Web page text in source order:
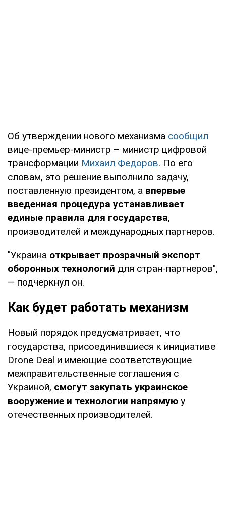
Об утверждении нового механизма сообщил
вице-премьер-министр – министр цифровой
трансформации Михаил Федоров. По его
словам, это решение выполнило задачу,
поставленную президентом, а впервые
введенная процедура устанавливает
единые правила для государства,
производителей и международных партнеров.
"Украина открывает прозрачный экспорт
оборонных технологий для стран-партнеров",
— подчеркнул он.
Как будет работать механизм
Новый порядок предусматривает, что
государства, присоединившиеся к инициативе
Drone Deal и имеющие соответствующие
межправительственные соглашения с
Украиной, смогут закупать украинское
вооружение и технологии напрямую у
отечественных производителей.